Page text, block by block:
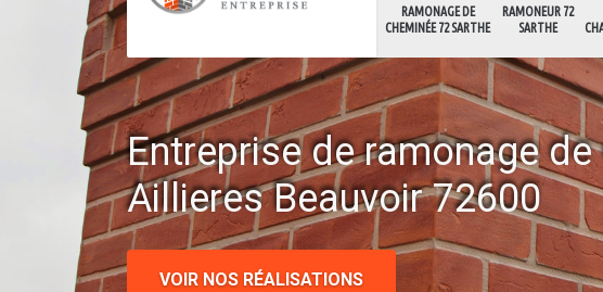
RAMONAGE DE
CHEMINÉE 72 SARTHE
RAMONEUR 72
SARTHE
Entreprise de ramonage
Aillieres Beauvoir 72600
VOIR NOS RÉALISATIONS